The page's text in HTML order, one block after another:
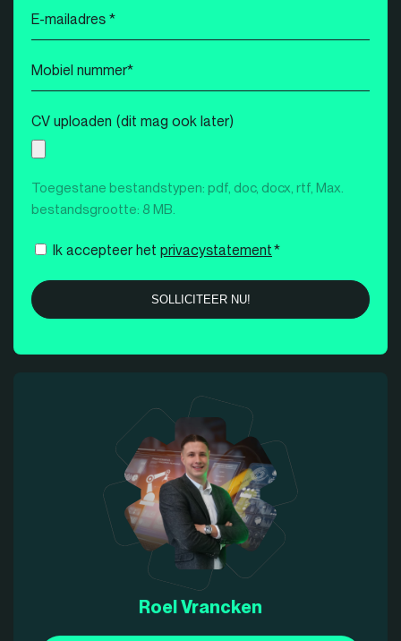
E-
mailadres
*
Mobiel
nummer
*
CV uploaden (dit mag ook later)
Toegestane bestandstypen: pdf, doc, docx, rtf, Max.
bestandsgrootte: 8 MB.
Instemming
Ik accepteer het privacystatement*
Roel Vrancken